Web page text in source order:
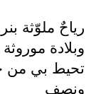
رياحٌ ملوّثة
وبلادة موروثة
تحيط بي
ونصف